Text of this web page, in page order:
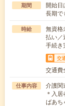
期間
開始
長期で
時給
無資
払い／
手続き
交
交通費
仕事内容
介護関
＊入
ばあち